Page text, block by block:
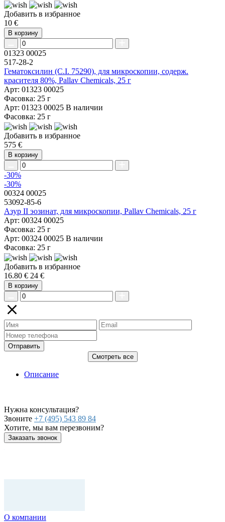
Добавить в избранное
10 €
В корзину
01323 00025
517-28-2
Гематоксилин (C.I. 75290), для микроскопии, содерж.
красителя 80%, Pallav Chemicals, 25 г
Арт: 01323 00025
Фасовка: 25 г
Арт: 01323 00025 В наличии
Фасовка: 25 г
Добавить в избранное
575 €
В корзину
-30%
-30%
00324 00025
53092-85-6
Азур II эозинат, для микроскопии, Pallav Chemicals, 25 г
Арт: 00324 00025
Фасовка: 25 г
Арт: 00324 00025 В наличии
Фасовка: 25 г
Добавить в избранное
16.80 € 24 €
В корзину
Отправить
Смотреть все
Описание
Нужна консультация?
Звоните +7 (495) 543 89 84
Хотите, мы вам перезвоним?
Заказать звонок
О компании